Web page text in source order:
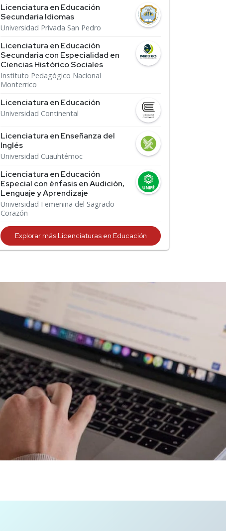
Licenciatura en Educación
Secundaria Idiomas
Universidad Privada San Pedro
Licenciatura en Educación
Secundaria con Especialidad en
Ciencias Histórico Sociales
Instituto Pedagógico Nacional
Monterrico
Licenciatura en Educación
Universidad Continental
Licenciatura en Enseñanza del
Inglés
Universidad Cuauhtémoc
Licenciatura en Educación
Especial con énfasis en Audición,
Lenguaje y Aprendizaje
Universidad Femenina del Sagrado
Corazón
Explorar más Licenciaturas en Educación